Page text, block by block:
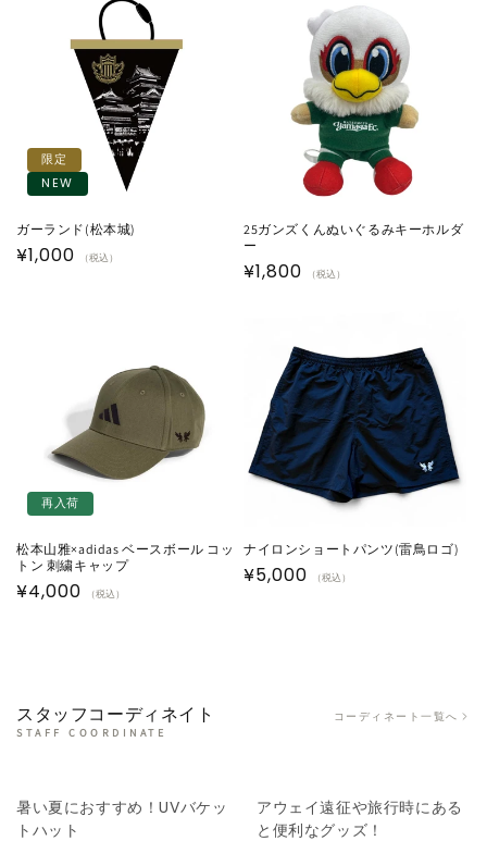
限定
NEW
ガーランド(松本城)
通
¥1,000 （税込）
25ガンズくんぬいぐるみキーホルダ
ー
通
¥1,800 （税込）
再入荷
松本山雅×adidas ベースボール コッ
トン 刺繍キャップ
通
¥4,000 （税込）
ナイロンショートパンツ(雷鳥ロゴ)
通
¥5,000 （税込）
スタッフコーディネイト
STAFF COORDINATE
コーディネート一覧へ
暑い夏におすすめ！UVバケッ
トハット
アウェイ遠征や旅行時にある
と便利なグッズ！